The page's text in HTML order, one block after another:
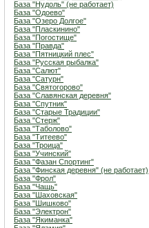
База "Нудоль" (не работает)
База "Одоево"
База "Озеро Долгое"
База "Пласкинино"
База "Погостище"
База "Правда"
База "Пятницкий плес"
База "Русская рыбалка"
База "Салют"
База "Сатурн"
База "Святогорово"
База "Славянская деревня"
База "Спутник"
База "Старые Традиции"
База "Стерж"
База "Таболово"
База "Титеево"
База "Троица"
База "Учинский"
База "Фазан Спортинг"
База "Финская деревня" (не работает)
База "Фрол"
База "Чащь"
База "Шаховская"
База "Шишково"
База "Электрон"
База "Якиманка"